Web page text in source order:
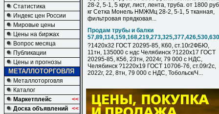
Статистика
Индекс цен России
Мировые цены
Цены на биржах
Вопрос месяца
Публикации
Цены и прогнозы
МЕТАЛЛОТОРГОВЛЯ
Металлоторговля
Каталог
Маркетплейс
<<
Доска объявлений <<
28-2, 5-1, 5 круг, лист, лента, труба. от 1800
кг Сетка Монель НМЖМц 28-2, 5-1, 5 тканная,
фильтровая прядковая...
Продам трубы и балки
?1420х32 ГОСТ 20295-85, К60, ст.10г2ФБЮ,
11тн, 135000 с ндс Челябинск ?1220х17 ГОСТ
20295-85, К56, 23тн, 2024г, 79 000 с НДC,
Челябинск ?1220х19 ГОСТ 10706-76, ст.09г2с,
2022г, 22, 8тн, 79 000 с НДC, Тобольск/Ч...